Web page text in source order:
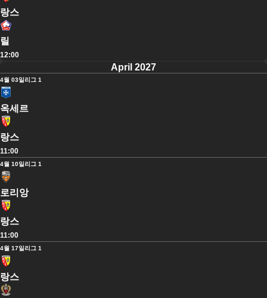
랑스
릴
12:00
April 2027
4월 03일리그 1
옥세르
랑스
11:00
4월 10일리그 1
로리앙
랑스
11:00
4월 17일리그 1
랑스